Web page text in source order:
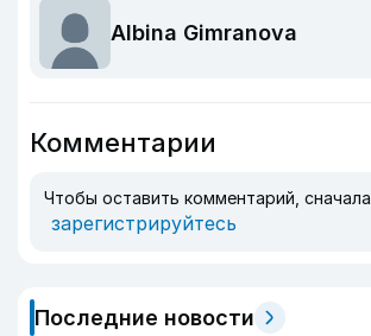
Albina Gimranova
Комментарии
Чтобы оставить комментарий, сначала
зарегистрируйтесь
Последние новости